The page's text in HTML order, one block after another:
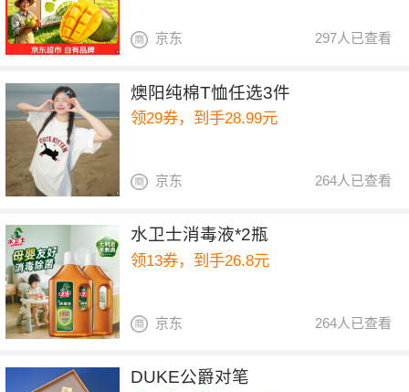
297人已查看
京东
燠阳纯棉T恤任选3件
领29券，到手28.99元
264人已查看
京东
水卫士消毒液*2瓶
领13券，到手26.8元
264人已查看
京东
DUKE公爵对笔